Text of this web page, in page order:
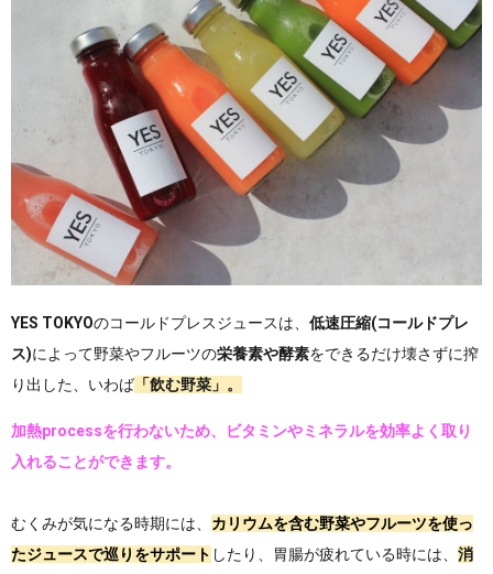
YES TOKYOのコールドプレスジュースは、 低速圧縮(コールドプレ
ス)によって野菜やフルーツの栄養素や酵素をできるだけ壊さずに搾
り出した、いわば 「飲む野菜」。
加熱processを行わないため、ビタミンやミネラルを効率よく取り
入れることができます。
むくみが気になる時期には、 カリウムを含む野菜やフルーツを使っ
たジュースで巡りをサポート したり、胃腸が疲れている時には、 消